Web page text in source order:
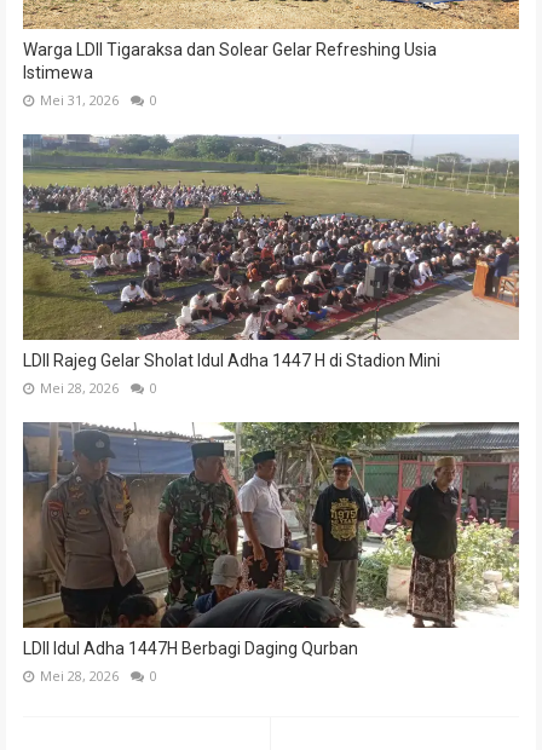
Warga LDII Tigaraksa dan Solear Gelar Refreshing Usia
Istimewa
Mei 31, 2026 0
LDII Rajeg Gelar Sholat Idul Adha 1447 H di Stadion Mini
Mei 28, 2026 0
LDII Idul Adha 1447H Berbagi Daging Qurban
Mei 28, 2026 0